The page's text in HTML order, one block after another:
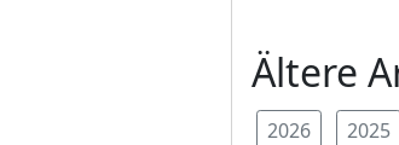
Ältere
2026 2025